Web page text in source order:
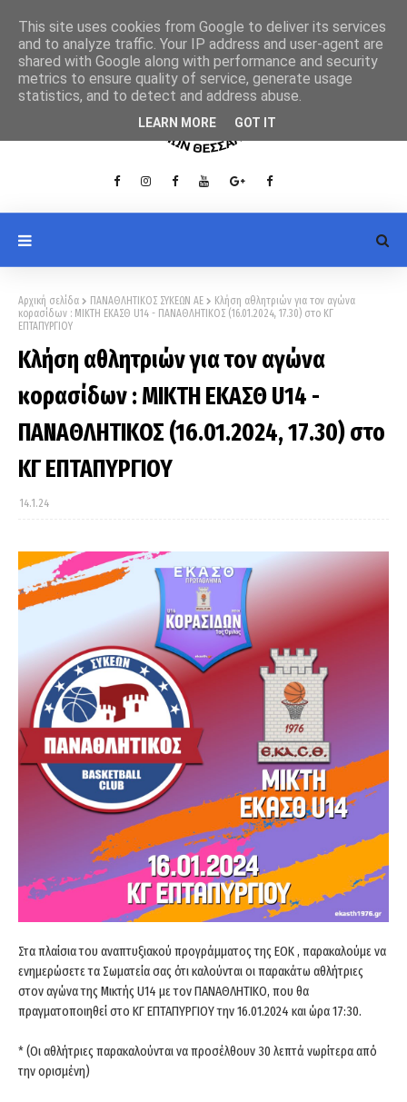
Αρχική σελίδα ΠΑΝΑΘΛΗΤΙΚΟΣ ΣΥΚΕΩΝ ΑΕ
Κλήση αθλητριών για τον αγώνα
κορασίδων : ΜΙΚΤΗ ΕΚΑΣΘ U14 - ΠΑΝΑΘΛΗΤΙΚΟΣ (16.01.2024, 17.30) στο ΚΓ
ΕΠΤΑΠΥΡΓΙΟΥ
Κλήση αθλητριών για τον αγώνα
κορασίδων : ΜΙΚΤΗ ΕΚΑΣΘ U14 -
ΠΑΝΑΘΛΗΤΙΚΟΣ (16.01.2024, 17.30) στο
ΚΓ ΕΠΤΑΠΥΡΓΙΟΥ
14.1.24
Στα πλαίσια του αναπτυξιακού προγράμματος της ΕΟΚ , παρακαλούμε να
ενημερώσετε τα Σωματεία σας ότι καλούνται οι παρακάτω αθλήτριες
στον αγώνα της Μικτής U14 με τον ΠΑΝΑΘΛΗΤΙΚΟ, που θα
πραγματοποιηθεί στο ΚΓ ΕΠΤΑΠΥΡΓΙΟΥ την 16.01.2024 και ώρα 17:30.
* (Οι αθλήτριες παρακαλούνται να προσέλθουν 30 λεπτά νωρίτερα από
την ορισμένη)
This site uses cookies from Google to deliver its services
and to analyze traffic. Your IP address and user-agent are
shared with Google along with performance and security
metrics to ensure quality of service, generate usage
statistics, and to detect and address abuse.
LEARN MORE GOT IT